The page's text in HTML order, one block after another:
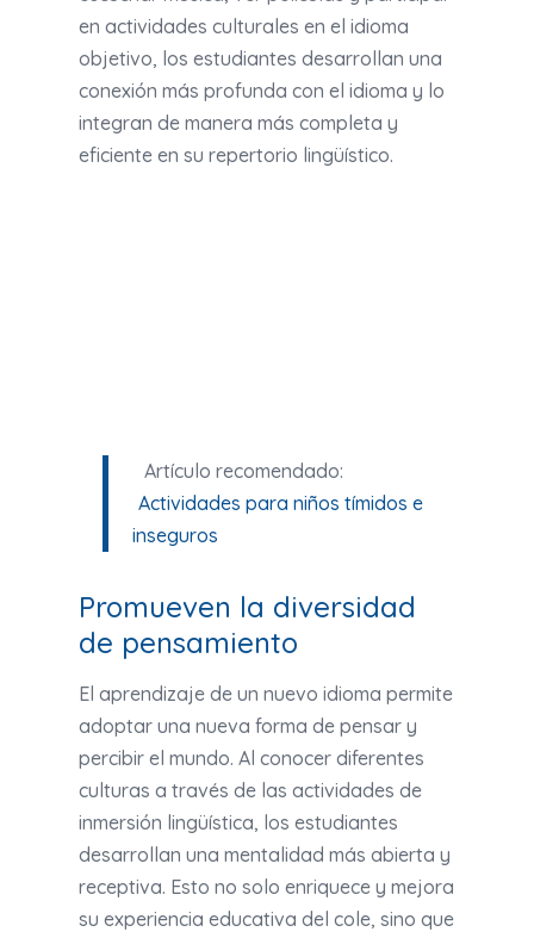
en actividades culturales en el idioma
objetivo, los estudiantes desarrollan una
conexión más profunda con el idioma y lo
integran de manera más completa y
eficiente en su repertorio lingüístico.
Artículo recomendado:
Actividades para niños tímidos e
inseguros
Promueven la diversidad
de pensamiento
El aprendizaje de un nuevo idioma permite
adoptar una nueva forma de pensar y
percibir el mundo. Al conocer diferentes
culturas a través de las actividades de
inmersión lingüística, los estudiantes
desarrollan una mentalidad más abierta y
receptiva. Esto no solo enriquece y mejora
su experiencia educativa del cole, sino que